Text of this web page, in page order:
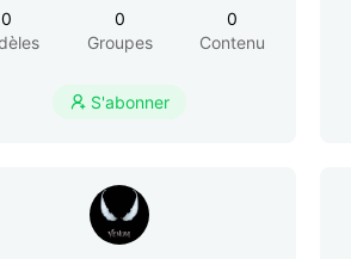
0
0
Groupes
0
Contenu
 S'abonner